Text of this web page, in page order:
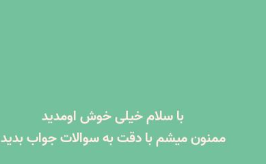
با سلام خیلی خوش اومدید
ممنون میشم با دقت به سوالات جواب بدید